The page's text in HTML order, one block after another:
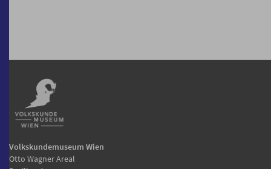
Volkskundemuseum Wien
Otto Wagner Areal